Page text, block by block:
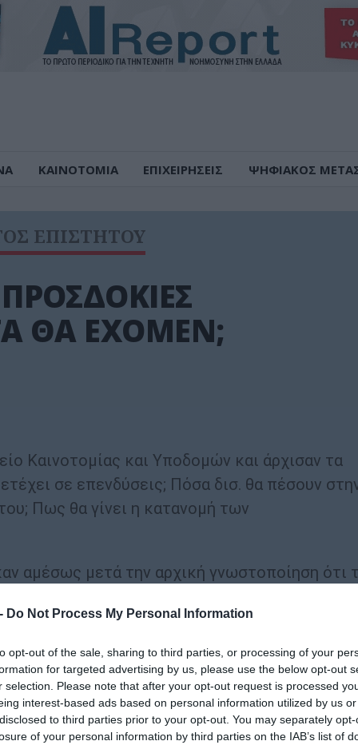
Do Not Process My Personal Information
opt-out of the sale, sharing to third parties, or processing of your
for targeted advertising by us, please use the below opt-out
selection. Please note that after your opt-out request is processed
interest-based ads based on personal information utilized by us
to third parties prior to your opt-out. You may separately
of your personal information by third parties on the IAB’s list of
ΚΑΙΝΟΤΟΜΙΑ ΕΠΙΧΕΙΡΗΣΕΙΣ ΨΗΦΙΑΚΟΣ
ΕΠΙΣΤΗΤΟΥ
ΘΑ ΕΧΟΜΕΝ;
Καινοτομίας και Υποδομών και άρχισαν τα
σε επενδύσεις; Πόσα δισ. θα πέσουν
Πως θα γίνει η κατανομή των
αμέσως μετά την αρχική γνωστοποίηση ότι
ύψους 20 δισ. ευρώ στην επόμενη
στελεχών της BlackRock και μεγάλων
Dhabi Investment Authority, το CVC Capital
Bank, η Zurich Insurance όπως και άλλες
Ταμείο και η κυβέρνηση προτιμούν